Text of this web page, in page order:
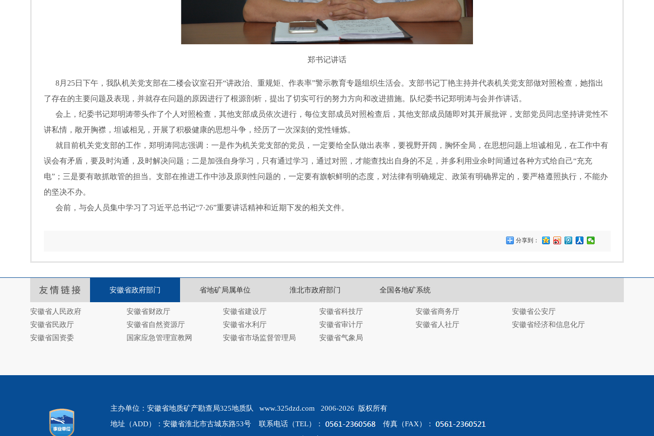
郑书记讲话
8月25日下午，我队机关党支部在二楼会议室召开“讲政治、重规矩、作表率”警示教育专题组织生活会。支部书记丁艳主持并代表机关党支部做对照检查，她指出
了存在的主要问题及表现，并就存在问题的原因进行了根源剖析，提出了切实可行的努力方向和改进措施。队纪委书记郑明涛与会并作讲话。
会上，纪委书记郑明涛带头作了个人对照检查，其他支部成员依次进行，每位支部成员对照检查后，其他支部成员随即对其开展批评，支部党员同志坚持讲党性不
讲私情，敞开胸襟，坦诚相见，开展了积极健康的思想斗争，经历了一次深刻的党性锤炼。
就目前机关党支部的工作，郑明涛同志强调：一是作为机关党支部的党员，一定要给全队做出表率，要视野开阔，胸怀全局，在思想问题上坦诚相见，在工作中有
误会有矛盾，要及时沟通，及时解决问题；二是加强自身学习，只有通过学习，通过对照，才能查找出自身的不足，并多利用业余时间通过各种方式给自己“充充
电”；三是要有敢抓敢管的担当。支部在推进工作中涉及原则性问题的，一定要有旗帜鲜明的态度，对法律有明确规定、政策有明确界定的，要严格遵照执行，不能办
的坚决不办。
会前，与会人员集中学习了习近平总书记“7·26”重要讲话精神和近期下发的相关文件。
分享到：
安徽省政府部门 省地矿局属单位 淮北市政府部门 全国各地矿系统
安徽省人民政府 安徽省财政厅 安徽省建设厅 安徽省科技厅 安徽省商务厅
安徽省公安厅
安徽省民政厅
安徽省自然资源厅 安徽省水利厅 安徽省审计厅 安徽省人社厅
安徽省经济和信息化厅
安徽省国资委
国家应急管理宣教网 安徽省市场监督管理局 安徽省气象局
主办单位：安徽省地质矿产勘查局325地质队 www.325dzd.com 2006-2026 版权所有
地址（ADD）：安徽省淮北市古城东路53号 联系电话（TEL）：
传真（FAX）：